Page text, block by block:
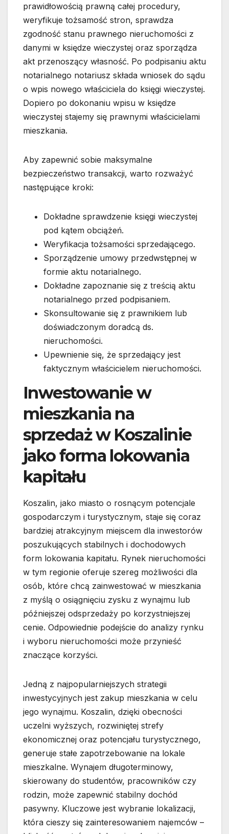
prawidłowością prawną całej procedury,
weryfikuje tożsamość stron, sprawdza
zgodność stanu prawnego nieruchomości z
danymi w księdze wieczystej oraz sporządza
akt przenoszący własność. Po podpisaniu aktu
notarialnego notariusz składa wniosek do sądu
o wpis nowego właściciela do księgi wieczystej.
Dopiero po dokonaniu wpisu w księdze
wieczystej stajemy się prawnymi właścicielami
mieszkania.
Aby zapewnić sobie maksymalne
bezpieczeństwo transakcji, warto rozważyć
następujące kroki:
Dokładne sprawdzenie księgi wieczystej
pod kątem obciążeń.
Weryfikacja tożsamości sprzedającego.
Sporządzenie umowy przedwstępnej w
formie aktu notarialnego.
Dokładne zapoznanie się z treścią aktu
notarialnego przed podpisaniem.
Skonsultowanie się z prawnikiem lub
doświadczonym doradcą ds.
nieruchomości.
Upewnienie się, że sprzedający jest
faktycznym właścicielem nieruchomości.
Inwestowanie w
mieszkania na
sprzedaż w Koszalinie
jako forma lokowania
kapitału
Koszalin, jako miasto o rosnącym potencjale
gospodarczym i turystycznym, staje się coraz
bardziej atrakcyjnym miejscem dla inwestorów
poszukujących stabilnych i dochodowych
form lokowania kapitału. Rynek nieruchomości
w tym regionie oferuje szereg możliwości dla
osób, które chcą zainwestować w mieszkania
z myślą o osiągnięciu zysku z wynajmu lub
późniejszej odsprzedaży po korzystniejszej
cenie. Odpowiednie podejście do analizy rynku
i wyboru nieruchomości może przynieść
znaczące korzyści.
Jedną z najpopularniejszych strategii
inwestycyjnych jest zakup mieszkania w celu
jego wynajmu. Koszalin, dzięki obecności
uczelni wyższych, rozwiniętej strefy
ekonomicznej oraz potencjału turystycznego,
generuje stałe zapotrzebowanie na lokale
mieszkalne. Wynajem długoterminowy,
skierowany do studentów, pracowników czy
rodzin, może zapewnić stabilny dochód
pasywny. Kluczowe jest wybranie lokalizacji,
która cieszy się zainteresowaniem najemców –